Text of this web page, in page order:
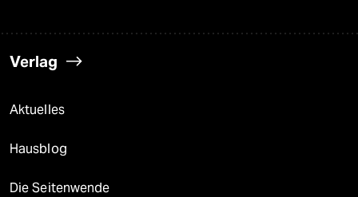
Verlag
Aktuelles
Hausblog
Die Seitenwende